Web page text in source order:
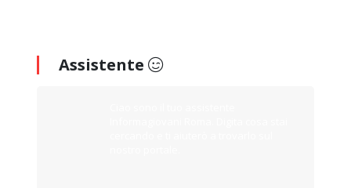
Assistente